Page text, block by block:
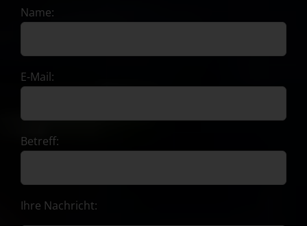
Name:
E-Mail:
Betreff:
Ihre Nachricht: